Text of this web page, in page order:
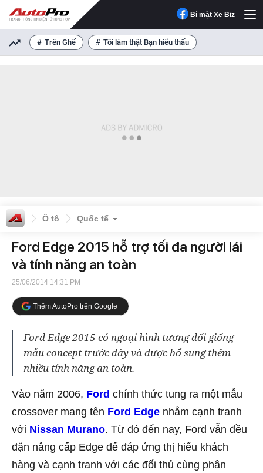
Bí mật Xe Biz
Trên Ghế Tôi làm thật Bạn hiểu thấu
Ô tô Quốc tế
Ford Edge 2015 hỗ trợ tối đa người lái
và tính năng an toàn
25/06/2014 14:31 PM
Thêm AutoPro trên Google
Ford Edge 2015 có ngoại hình tương đối giống
mẫu concept trước đây và được bổ sung thêm
nhiều tính năng an toàn.
Vào năm 2006, Ford chính thức tung ra một mẫu
crossover mang tên Ford Edge nhằm cạnh tranh
với Nissan Murano. Từ đó đến nay, Ford vẫn đều
đặn nâng cấp Edge để đáp ứng thị hiếu khách
hàng và cạnh tranh với các đối thủ cùng phân